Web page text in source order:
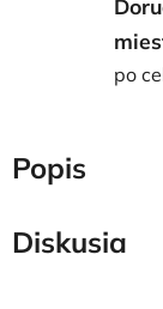
po
Popis
Diskusia